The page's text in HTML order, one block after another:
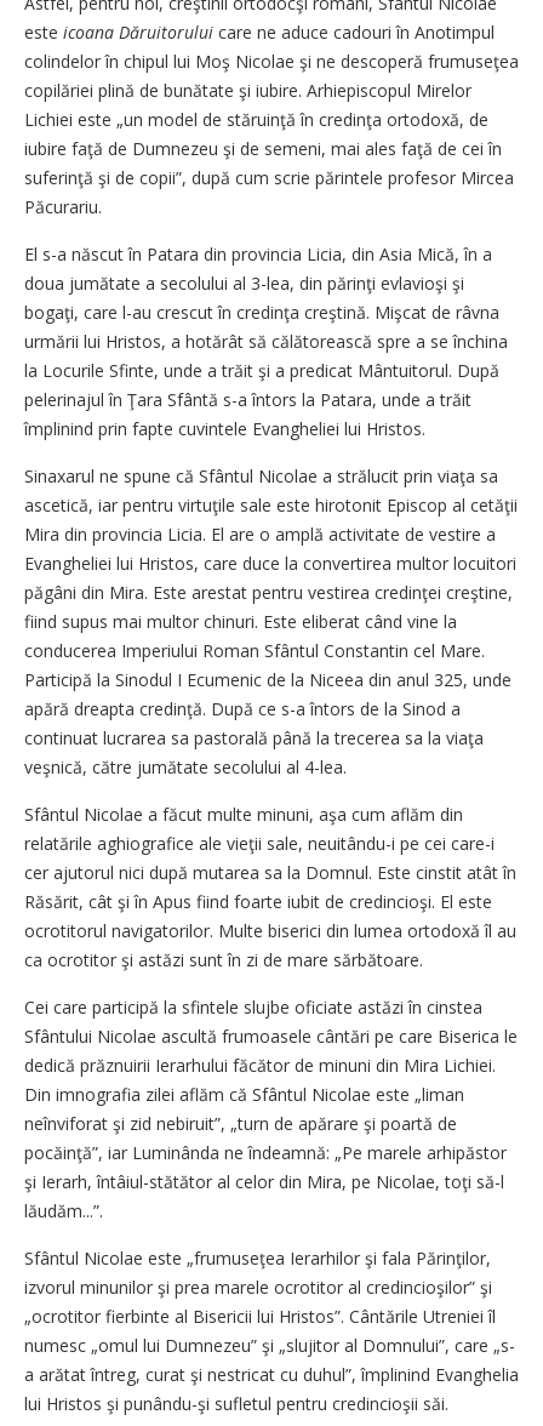
este icoana Dăruitorului care ne aduce cadouri în Anotimpul
colindelor în chipul lui Moş Nicolae şi ne descoperă frumuseţea
copilăriei plină de bunătate şi iubire. Arhiepiscopul Mirelor
Lichiei este „un model de stăruinţă în credinţa ortodoxă, de
iubire faţă de Dumnezeu şi de semeni, mai ales faţă de cei în
suferinţă şi de copii”, după cum scrie părintele profesor Mircea
Păcurariu.
El s-a născut în Patara din provincia Licia, din Asia Mică, în a
doua jumătate a secolului al 3-lea, din părinţi evlavioşi şi
bogaţi, care l-au crescut în credinţa creştină. Mişcat de râvna
urmării lui Hristos, a hotărât să călătorească spre a se închina
la Locurile Sfinte, unde a trăit şi a predicat Mântuitorul. După
pelerinajul în Ţara Sfântă s-a întors la Patara, unde a trăit
împlinind prin fapte cuvintele Evangheliei lui Hristos.
Sinaxarul ne spune că Sfântul Nicolae a strălucit prin viaţa sa
ascetică, iar pentru virtuţile sale este hirotonit Episcop al cetăţii
Mira din provincia Licia. El are o amplă activitate de vestire a
Evangheliei lui Hristos, care duce la convertirea multor locuitori
păgâni din Mira. Este arestat pentru vestirea credinţei creştine,
fiind supus mai multor chinuri. Este eliberat când vine la
conducerea Imperiului Roman Sfântul Constantin cel Mare.
Participă la Sinodul I Ecumenic de la Niceea din anul 325, unde
apără dreapta credinţă. După ce s-a întors de la Sinod a
continuat lucrarea sa pastorală până la trecerea sa la viaţa
veşnică, către jumătate secolului al 4-lea.
Sfântul Nicolae a făcut multe minuni, aşa cum aflăm din
relatările aghiografice ale vieţii sale, neuitându-i pe cei care-i
cer ajutorul nici după mutarea sa la Domnul. Este cinstit atât în
Răsărit, cât şi în Apus fiind foarte iubit de cre­dincioşi. El este
ocrotitorul navigatorilor. Multe biserici din lumea ortodoxă îl au
ca ocrotitor şi astăzi sunt în zi de mare sărbătoare.
Cei care participă la sfintele slujbe oficiate astăzi în cinstea
Sfântului Nicolae ascultă frumoasele cântări pe care Biserica le
dedică prăznuirii Ierarhului făcător de minuni din Mira Lichiei.
Din imnografia zilei aflăm că Sfântul Nicolae este „liman
neînviforat şi zid nebiruit”, „turn de apărare şi poartă de
pocăinţă”, iar Luminânda ne îndeamnă: „Pe marele arhipăstor
şi Ierarh, întâiul-stătător al celor din Mira, pe Nicolae, toţi să-l
lăudăm...”.
Sfântul Nicolae este „frumuseţea Ierarhilor şi fala Părinţilor,
izvorul minunilor şi prea marele ocrotitor al credincioşilor” şi
„ocrotitor fierbinte al Bisericii lui Hristos”. Cântările Utreniei îl
numesc „omul lui Dumnezeu” şi „slujitor al Dom­nului”, care „s-
a arătat întreg, curat şi nestricat cu duhul”, împlinind Evanghelia
lui Hristos şi punându-şi sufletul pentru credincioşii săi.